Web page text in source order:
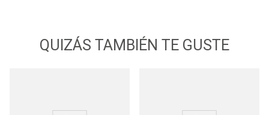
QUIZÁS TAMBIÉN TE GUSTE